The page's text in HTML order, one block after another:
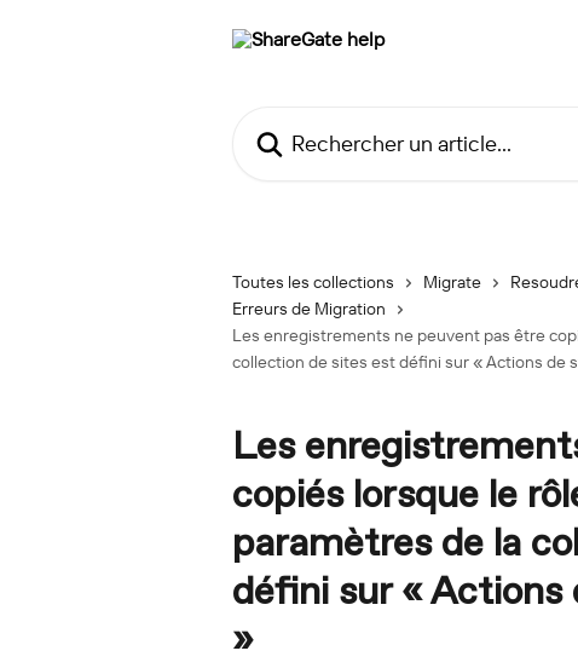
Toutes les collections Migrate
Erreurs de Migration
Les enregistrements ne peuvent pas être
collection de sites est défini sur « Actions de
Les
copiés lorsque le
paramètres de la
défini sur «
»